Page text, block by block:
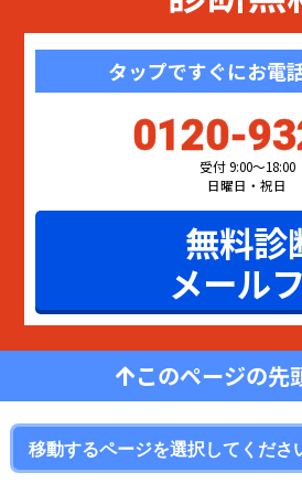
タップですぐにお電
0120-
受付 9:00〜18:00
日曜日・祝日
無料診
メール
このページの先